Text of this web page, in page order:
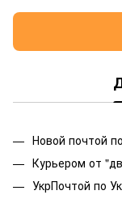
Новой почтой
Курьером от
УкрПочтой по